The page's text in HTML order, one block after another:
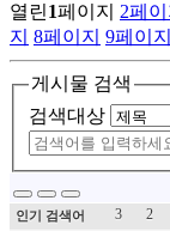
열린1페이지 2페이
지 8페이지 9페이지
게시물 검색
검색대상
인기 검색어 3 2